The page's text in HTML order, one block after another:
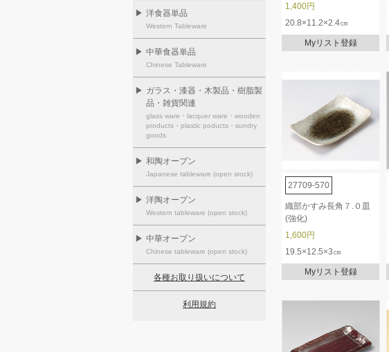
▶ 洋食器単品
Western Tableware
▶ 中華食器単品
Chinese Tableware
▶ ガラス・漆器・木製品・樹脂製
品・雑貨関連
glass ware・lacquer ware・wooden
products・plastic poducts・sundry
goods
▶ 和陶オープン
Japanese tableware (open stock)
▶ 洋陶オープン
Western tableware (open stock)
▶ 中華オープン
Chinese tableware (open stock)
各種お取り扱いについて
利用規約
1,400円
20.8×11.2×2.4㎝
Myリスト登録
27709-570
織部かすみ長角７.０皿
(強化)
1,600円
19.5×12.5×3㎝
Myリスト登録